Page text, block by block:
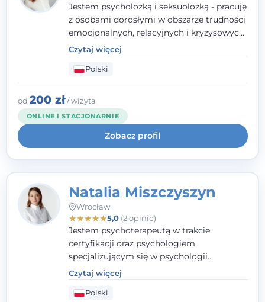
Jestem psycholożką i seksuolożką - pracuję
z osobami dorosłymi w obszarze trudności
emocjonalnych, relacyjnych i kryzysowych,
w tym z osobami po doświadczeniach
przemocy. Ukończyłam psychologię
kliniczną oraz studia podyplomowe z
interwencji kryzysowej i seksuologii
klinicznej na SWPS we Wrocławiu. W pracy
kieruję się empatią, etyką zawodową i
uważnością na potrzeby klienta.
Czytaj więcej
Polski
od 200 zł/ wizyta
ONLINE I STACJONARNIE
Zobacz profil
Natalia Miszczyszyn
Wrocław
★★★★★5,0(2 opinie)
Jestem psychoterapeutą w trakcie
certyfikacji oraz psychologiem
specjalizującym się w psychologii
klinicznej. Ukończyłam również studia
podyplomowe z Praktycznej Diagnozy
Psychologicznej. Aktywnie uczestniczę w
Czytaj więcej
Polski